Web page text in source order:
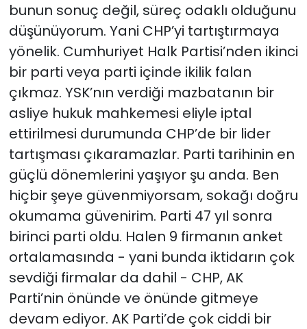
bunun sonuç değil, süreç odaklı olduğunu
düşünüyorum. Yani CHP’yi tartıştırmaya
yönelik. Cumhuriyet Halk Partisi’nden ikinci
bir parti veya parti içinde ikilik falan
çıkmaz. YSK’nın verdiği mazbatanın bir
asliye hukuk mahkemesi eliyle iptal
ettirilmesi durumunda CHP’de bir lider
tartışması çıkaramazlar. Parti tarihinin en
güçlü dönemlerini yaşıyor şu anda. Ben
hiçbir şeye güvenmiyorsam, sokağı doğru
okumama güvenirim. Parti 47 yıl sonra
birinci parti oldu. Halen 9 firmanın anket
ortalamasında - yani bunda iktidarın çok
sevdiği firmalar da dahil - CHP, AK
Parti’nin önünde ve önünde gitmeye
devam ediyor. AK Parti’de çok ciddi bir